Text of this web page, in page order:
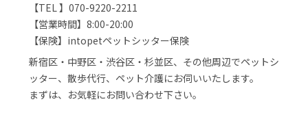
【TEL 】070-9220-2211
【営業時間】8:00-20:00
【保険】intopetペットシッター保険
新宿区・中野区・渋谷区・杉並区、その他周辺でペットシ
ッター、散歩代行、ペット介護にお伺いいたします。
まずは、お気軽にお問い合わせ下さい。